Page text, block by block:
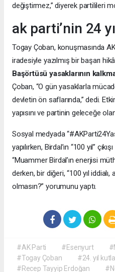
değiştirmez,” diyerek partilileri
ak parti’nin 24
Togay Çoban, konuşmasında AK
iradesiyle yazılmış bir başarı
Başörtüsü yasaklarının
Çoban, “O gün yasaklarla
devletin ön saflarında,” dedi.
yapısını ve partinin geleceğe
Sosyal medyada
yapılırken, Birdal’ın “100 yıl”
“Muammer Birdal’ın enerjisi
derken, bir diğeri, “100 yıl
olmasın?” yorumunu yaptı.
#AK Parti #Esenyurt
#Togay Çoban
#24. yıl
#Recep Tayyip Erdoğan